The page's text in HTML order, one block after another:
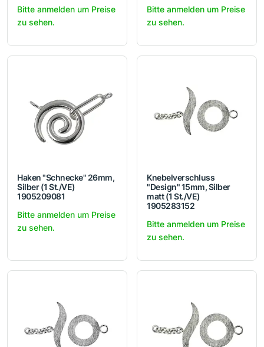
Bitte anmelden um Preise
zu sehen.
Bitte anmelden um Preise
zu sehen.
Haken "Schnecke" 26mm,
Silber (1 St./VE)
1905209081
Bitte anmelden um Preise
zu sehen.
Knebelverschluss
"Design" 15mm, Silber
matt (1 St./VE)
1905283152
Bitte anmelden um Preise
zu sehen.